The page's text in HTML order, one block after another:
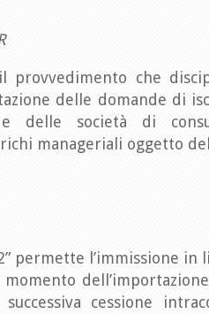
provvedimento che
delle domande di
e delle società di
manageriali oggetto
permette l’immissione in
momento
cessione